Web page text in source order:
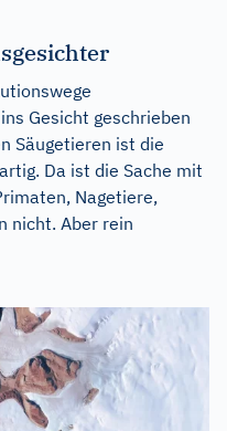
Gesicht geschrieben
Säugetieren ist die
Da ist die Sache mit
Nagetiere,
nicht. Aber rein